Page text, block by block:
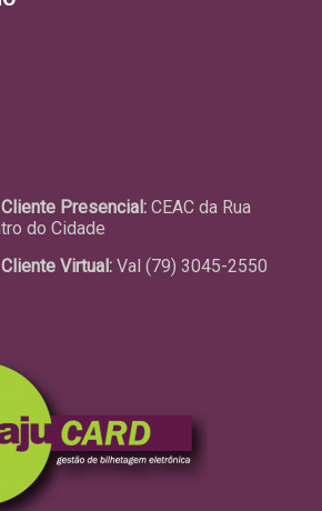
Presencial: CEAC da Rua
do Cidade
Virtual: Val (79) 3045-2550